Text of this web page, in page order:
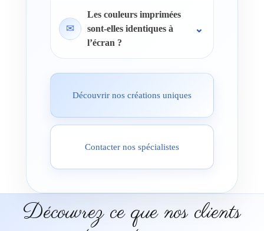
✉
Les couleurs imprimées
sont-elles identiques à
l’écran ?
Découvrir nos créations uniques
Contacter nos spécialistes
Découvrez ce que nos clients